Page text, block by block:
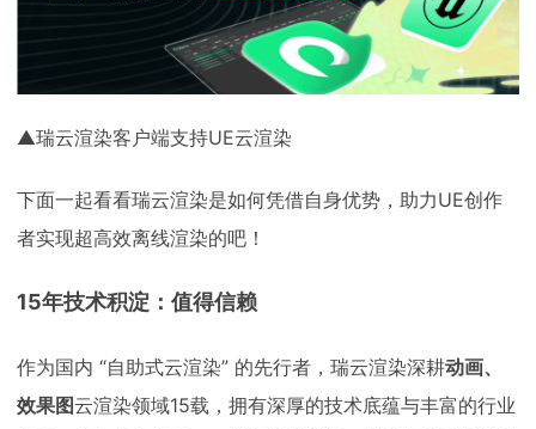
▲瑞云渲染客户端支持UE云渲染
下面一起看看瑞云渲染是如何凭借自身优势，助力UE创作
者实现超高效离线渲染的吧！
15年技术积淀：值得信赖
作为国内 “自助式云渲染” 的先行者，瑞云渲染深耕动画、
效果图云渲染领域15载，拥有深厚的技术底蕴与丰富的行业